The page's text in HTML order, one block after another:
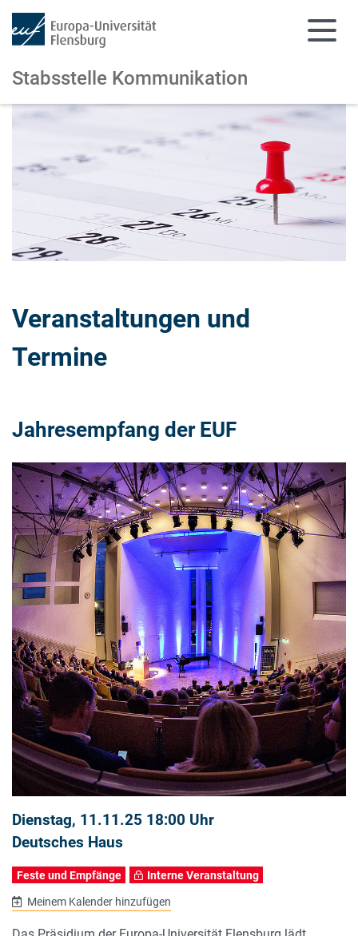
Zum Hauptinhalt springen
Zur Navigation springen
Stabsstelle Kommunikation
Veranstaltungen und
Termine
Jahresempfang der EUF
Dienstag, 11.11.25 18:00 Uhr
Deutsches Haus
Feste und Empfänge Interne Veranstaltung
Meinem Kalender hinzufügen